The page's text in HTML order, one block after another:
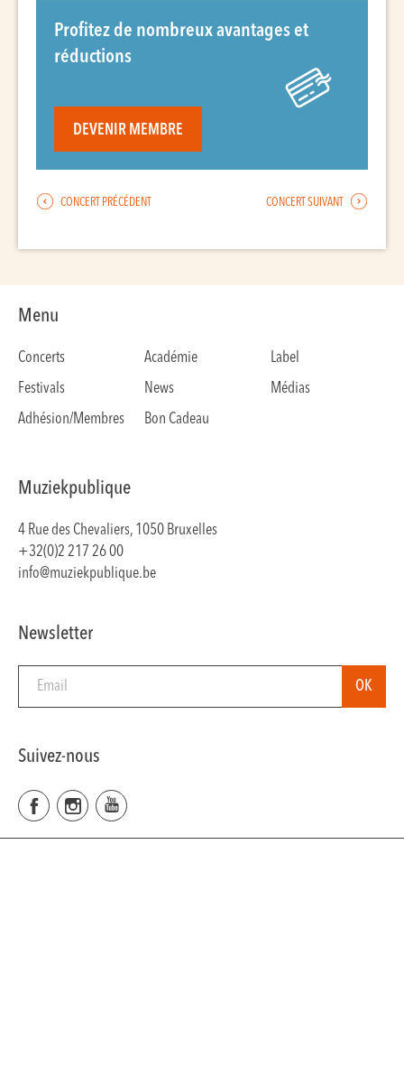
Profitez de nombreux avantages et
réductions
DEVENIR MEMBRE
CONCERT PRÉCÉDENT CONCERT SUIVANT
Menu
Concerts Académie
Label
Festivals
News
Médias
Adhésion/Membres
Bon Cadeau
Muziekpublique
4 Rue des Chevaliers, 1050 Bruxelles
+32(0)2 217 26 00
info@muziekpublique.be
Newsletter
Suivez-nous